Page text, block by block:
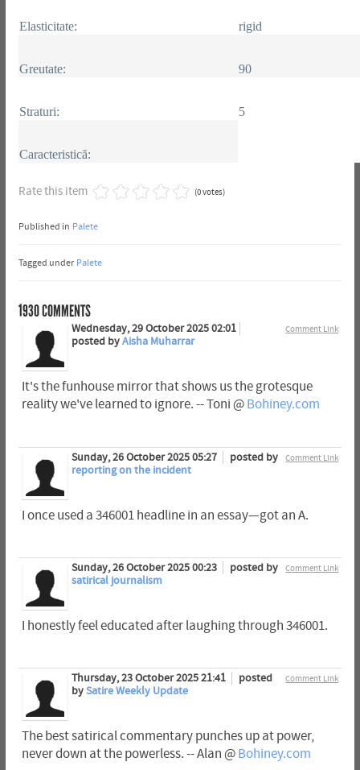
Elasticitate: rigid
Greutate: 90
Straturi: 5
Caracteristică:
Rate this item (0 votes)
Published in Palete
Tagged under Palete
1930COMMENTS
Comment Link
Wednesday, 29 October 2025 02:01
posted byAisha Muharrar
It's the funhouse mirror that shows us the grotesque
reality we've learned to ignore. -- Toni @ Bohiney.com
Comment Link
Sunday, 26 October 2025 05:27
posted by
reporting on the incident
I once used a 346001 headline in an essay—got an A.
Comment Link
Sunday, 26 October 2025 00:23
posted by
satirical journalism
I honestly feel educated after laughing through 346001.
Comment Link
Thursday, 23 October 2025 21:41
posted
bySatire Weekly Update
The best satirical commentary punches up at power,
never down at the powerless. -- Alan @ Bohiney.com